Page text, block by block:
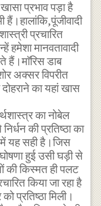
प्रभाव पड़ा है
हैं।हालांकि,पूंजीवादी
प्रचारित
हमेशा मानवतावादी
हैं।माॅरिस डाब
अक्सर विपरीत
का यहां खास
का नोबेल
की प्रतिष्ठा का
में यह सही है।जिस
हुई उसी घड़ी से
की किस्मत ही पलट
किया जा रहा है
प्रतिष्ठा मिली।